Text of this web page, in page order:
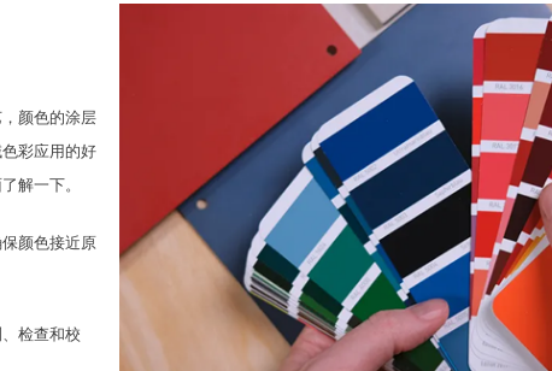
颜色的涂层
彩应用的好
解一下。
颜色接近原
检查和校